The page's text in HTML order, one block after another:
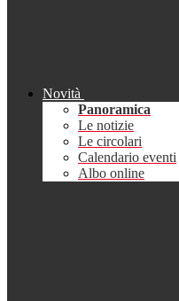
Novità
Panoramica
Le notizie
Le circolari
Calendario eventi
Albo online